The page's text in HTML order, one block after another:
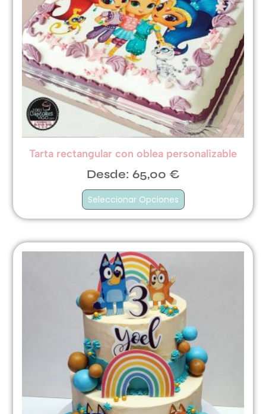
Tarta rectangular con oblea personalizable
Desde: 65,00 €
Seleccionar Opciones